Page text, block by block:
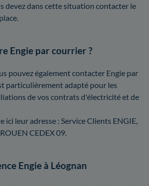
devez dans cette situation contacter le
Engie par courrier ?
pouvez également contacter Engie par
particulièrement adapté pour les
de vos contrats d'électricité et de
ici leur adresse : Service Clients ENGIE,
CEDEX 09.
Engie à Léognan